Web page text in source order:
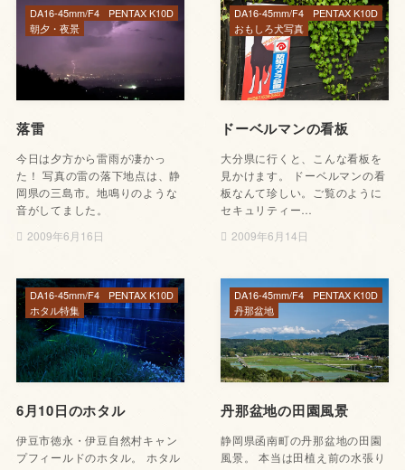
落雷
今日は夕方から雷雨が凄かっ
た！ 写真の雷の落下地点は、静
岡県の三島市。地鳴りのような
音がしてました。
2009年6月16日
DA16-45mm/F4
PENTAX K10D
朝夕・夜景
ドーベルマンの看板
大分県に行くと、こんな看板を
見かけます。 ドーベルマンの看
板なんて珍しい。ご覧のように
セキュリティー…
2009年6月14日
DA16-45mm/F4
PENTAX K10D
おもしろ犬写真
6月10日のホタル
伊豆市徳永・伊豆自然村キャン
プフィールドのホタル。 ホタル
DA16-45mm/F4
PENTAX K10D
ホタル特集
丹那盆地の田園風景
静岡県函南町の丹那盆地の田園
風景。 本当は田植え前の水張り
DA16-45mm/F4
PENTAX K10D
丹那盆地